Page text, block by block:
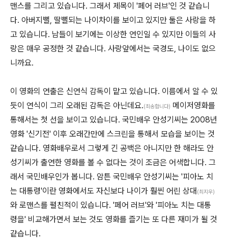
맨스를 그리고 있습니다. 그래서 제목이 '페어 러브'인 것 같습니
다. 아버지뻘, 딸뻘되는 나이차이를 보이고 있지만 둘은 사랑을 하
고 있습니다. 남들이 보기에는 이상한 연인일 수 있지만 이들의 사
랑은 매우 공정한 것 같습니다. 사랑앞에서는 국경도, 나이도 없으
니까요.
이 영화의 연출은 신연식 감독이 맡고 있습니다. 이름에서 알 수 있
듯이 연식이 그리 오래된 감독은 아닌데요.(죄송합니다) 메이저영화를
통해서는 첫 선을 보이고 있습니다. 국민배우 안성기씨는 2008년
영화 '신기전' 이후 오래간만에 스크린을 통해서 모습을 보이는 것
같습니다. 영화배우로서 그렇게 긴 공백은 아니지만 한 해라도 안
성기씨가 출연한 영화를 볼 수 없다는 것이 조금은 어색합니다. 그
래서 국민배우인가 봅니다. 암튼 국민배우 안성기씨는 '피아노 치
는 대통령'이란 영화에서도 자신보다 나이가 훨씬 어린 상대(최지우)
와 로맨스를 펼친적이 있습니다. '페어 러브'와 '피아노 치는 대통
령을' 비교해가면서 보는 것도 영화를 즐기는 또 다른 재미가 될 것
같습니다.